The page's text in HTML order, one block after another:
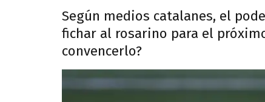
Según medios catalanes, el
fichar al rosarino para el
convencerlo?